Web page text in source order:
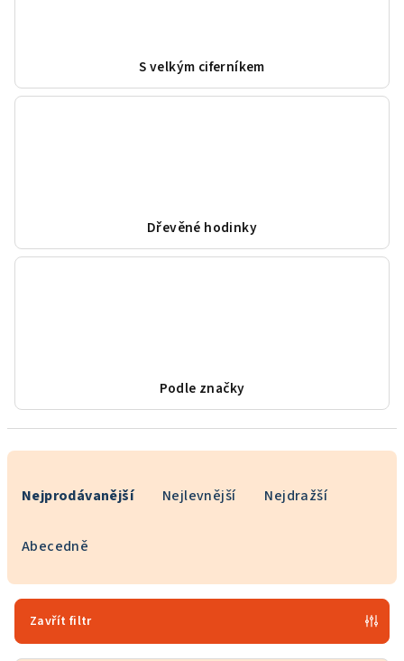
S velkým ciferníkem
Dřevěné hodinky
Podle značky
r
Nejprodávanější Nejlevnější Nejdražší
Abecedně
Zavřít filtr